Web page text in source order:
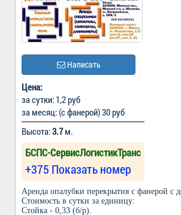
Написать
Цена:
за сутки: 1,2 руб
за месяц: (с фанерой) 30 руб
Высота:3.7м.
БСПС-СервисЛогистикТранс
+375 Показать номер
Аренда опалубки перекрытия с фанерой с
Стоимость в сутки за единицу:
Стойка - 0,33 (б/р).